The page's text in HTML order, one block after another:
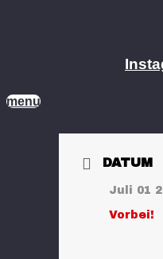
menu
DATUM
Juli 01
Vorbei!